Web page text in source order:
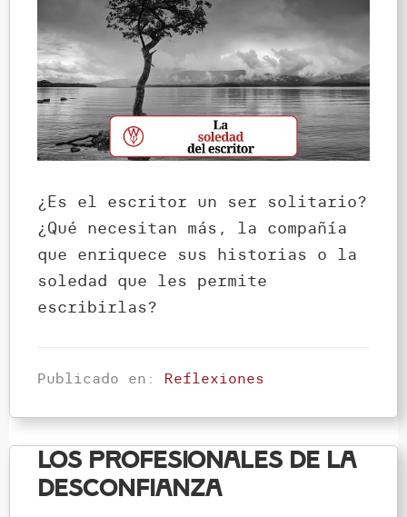
¿Es el escritor un ser solitario?
¿Qué necesitan más, la compañía
que enriquece sus historias o la
soledad que les permite
escribirlas?
Publicado en: Reflexiones
Los profesionales de la
desconfianza